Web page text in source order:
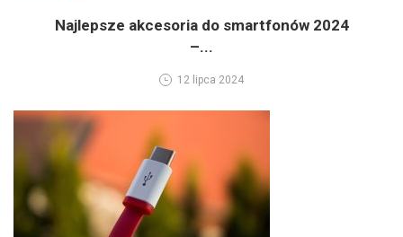
Najlepsze akcesoria do smartfonów 2024
–...
12 lipca 2024